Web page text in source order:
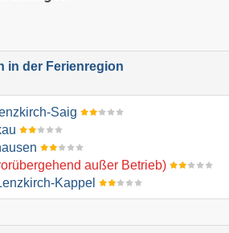
in der Ferienregion
Saig
außer Betrieb)
Kappel